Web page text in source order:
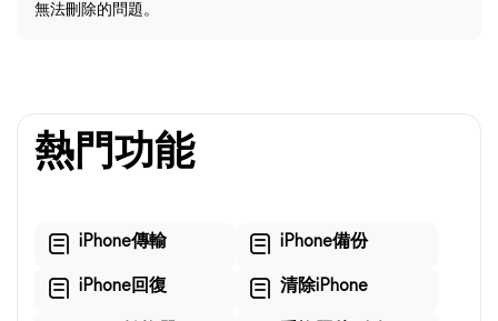
無法刪除的問題。
熱門功能
iPhone傳輸 iPhone備份
iPhone回復 清除iPhone